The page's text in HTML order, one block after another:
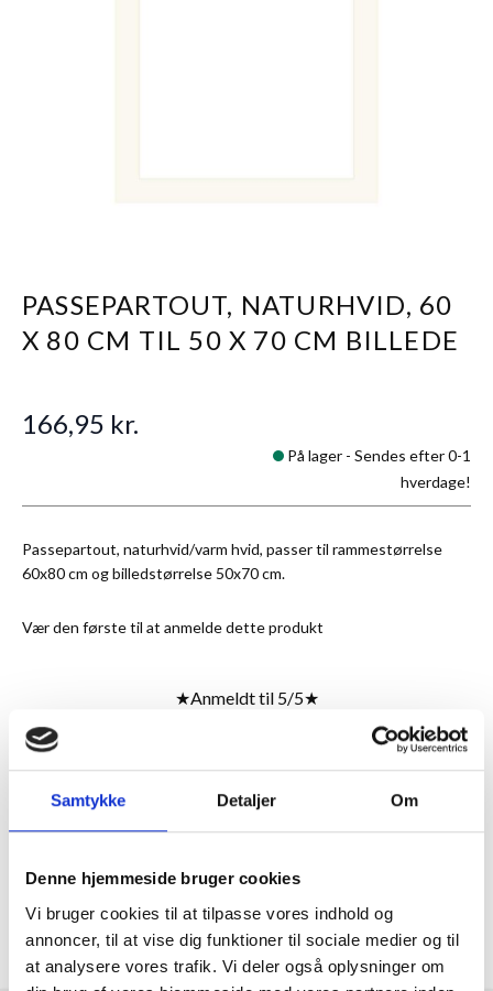
Samtykke Detaljer Om
Denne hjemmeside bruger cookies
Vi bruger cookies til at tilpasse vores indhold og
annoncer, til at vise dig funktioner til sociale medier og til
at analysere vores trafik. Vi deler også oplysninger om
PASSEPARTOUT, NATURHVID, 60
X 80 CM TIL 50 X 70 CM BILLEDE
Passepartout, naturhvid/varm hvid, passer til rammestørrelse
60x80 cm og billedstørrelse 50x70 cm.
Vær den første til at anmelde dette produkt
166,95 kr.
På lager - Sendes efter 0-1
hverdage!
★Anmeldt til 5/5★
ANMELDT TIL 5/5★ 1-3 DAGES LEVERING FRI FRAGT 499,- INFO
MERE INFORMATION
ANMELDELSER